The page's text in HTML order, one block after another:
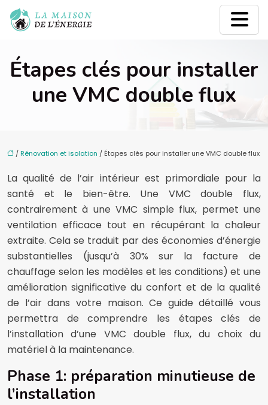
Étapes clés pour installer
une VMC double flux
/Rénovation et isolation / Étapes clés pour installer une VMC double flux
La qualité de l’air intérieur est primordiale pour la
santé et le bien-être. Une VMC double flux,
contrairement à une VMC simple flux, permet une
ventilation efficace tout en récupérant la chaleur
extraite. Cela se traduit par des économies d’énergie
substantielles (jusqu’à 30% sur la facture de
chauffage selon les modèles et les conditions) et une
amélioration significative du confort et de la qualité
de l’air dans votre maison. Ce guide détaillé vous
permettra de comprendre les étapes clés de
l’installation d’une VMC double flux, du choix du
matériel à la maintenance.
Phase 1: préparation minutieuse de
l’installation